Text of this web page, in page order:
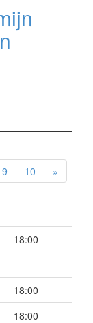
9 10 »
18:00
18:00
18:00